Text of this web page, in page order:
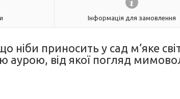
Інформація для замовлення
приносить у сад м’яке
аурою, від якої погляд